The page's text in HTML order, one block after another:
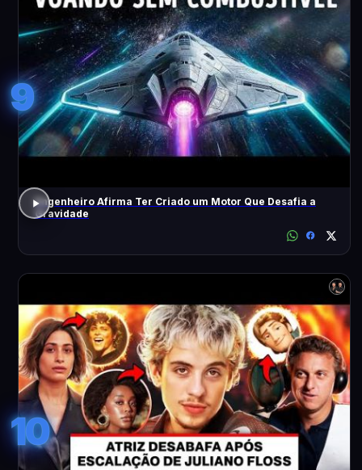
9
Engenheiro Afirma Ter Criado um Motor Que Desafia a
Gravidade
10